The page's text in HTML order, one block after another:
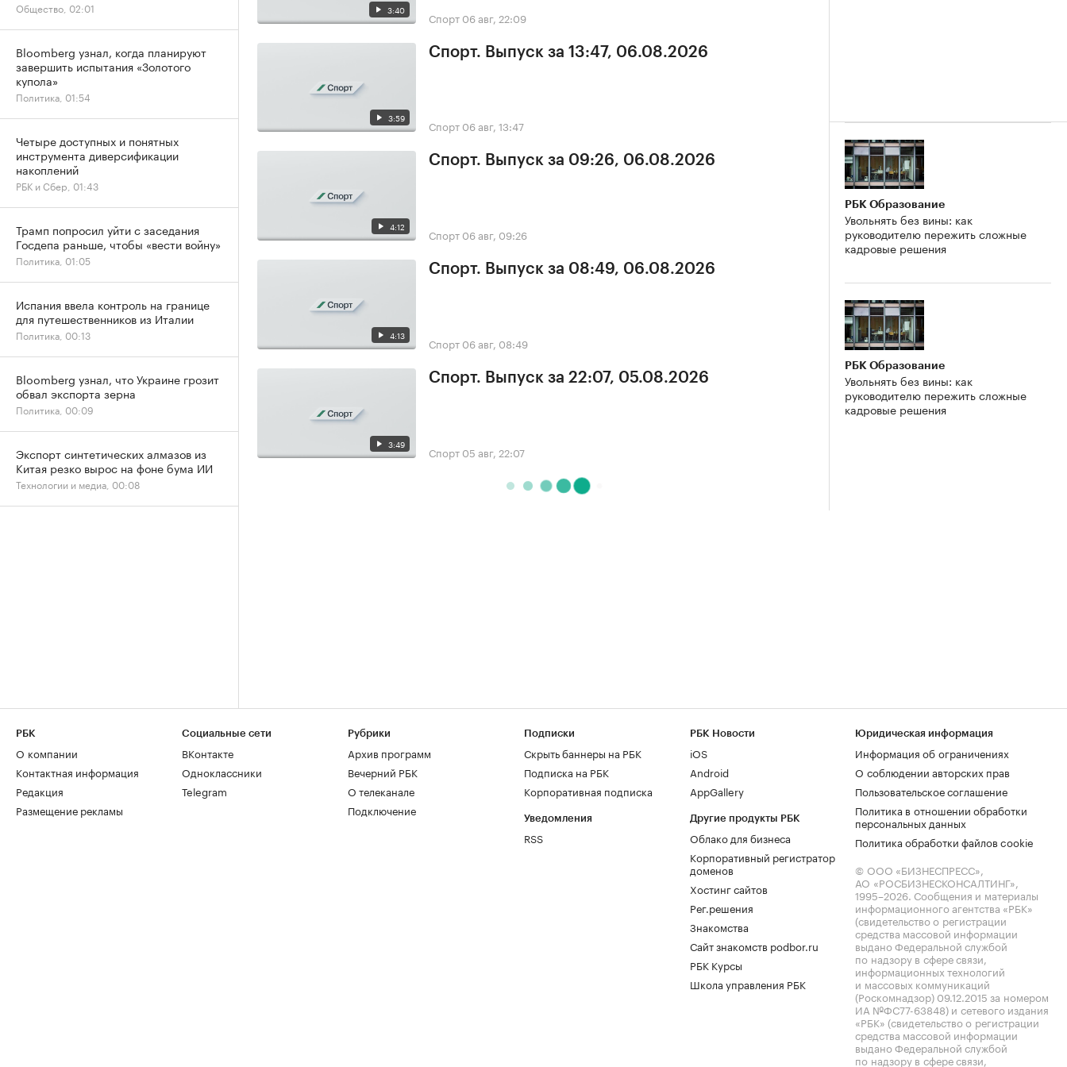
3:40 Спорт 06 авг, 22:09
3:59
Спорт. Выпуск за 13:47, 06.08.2026
Спорт 06 авг, 13:47
4:12
Спорт. Выпуск за 09:26, 06.08.2026
Спорт 06 авг, 09:26
4:13
Спорт. Выпуск за 08:49, 06.08.2026
Спорт 06 авг, 08:49
3:49
Спорт. Выпуск за 22:07, 05.08.2026
Спорт 05 авг, 22:07
РБК Образование
Увольнять без вины: как
руководителю пережить сложные
кадровые решения
РБК Образование
Увольнять без вины: как
руководителю пережить сложные
кадровые решения
Общество, 02:01
Bloomberg узнал, когда планируют
завершить испытания «Золотого
купола»
Политика, 01:54
Четыре доступных и понятных
инструмента диверсификации
накоплений
РБК и Сбер, 01:43
Трамп попросил уйти с заседания
Госдепа раньше, чтобы «вести войну»
Политика, 01:05
Испания ввела контроль на границе
для путешественников из Италии
Политика, 00:13
Bloomberg узнал, что Украине грозит
обвал экспорта зерна
Политика, 00:09
Экспорт синтетических алмазов из
Китая резко вырос на фоне бума ИИ
Технологии и медиа, 00:08
РБК
О компании
Контактная информация
Редакция
Размещение рекламы
Социальные сети
ВКонтакте
Одноклассники
Telegram
Рубрики
Архив программ
Вечерний РБК
О телеканале
Подключение
Подписки
Скрыть баннеры на РБК
Подписка на РБК
Корпоративная подписка
Уведомления
RSS
РБК Новости
iOS
Android
AppGallery
Другие продукты РБК
Облако для бизнеса
Корпоративный регистратор
доменов
Хостинг сайтов
Рег.решения
Знакомства
Сайт знакомств podbor.ru
РБК Курсы
Школа управления РБК
Юридическая информация
Информация об ограничениях
О соблюдении авторских прав
Пользовательское соглашение
Политика в отношении обработки
персональных данных
Политика обработки файлов cookie
© ООО «БИЗНЕСПРЕСС»,
АО «РОСБИЗНЕСКОНСАЛТИНГ»,
1995–2026. Сообщения и материалы
информационного агентства «РБК»
(свидетельство о регистрации
средства массовой информации
выдано Федеральной службой
по надзору в сфере связи,
информационных технологий
и массовых коммуникаций
(Роскомнадзор) 09.12.2015 за номером
ИА №ФС77-63848) и сетевого издания
«РБК» (свидетельство о регистрации
средства массовой информации
выдано Федеральной службой
по надзору в сфере связи,